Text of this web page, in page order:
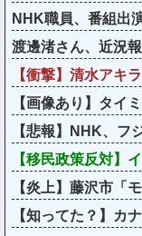
NHK職員、番組出
渡邊渚さん、近況
【衝撃】清水アキ
【画像あり】タイ
【悲報】NHK、フ
【移民政策反対】
【炎上】藤沢市「
【知ってた？】カ